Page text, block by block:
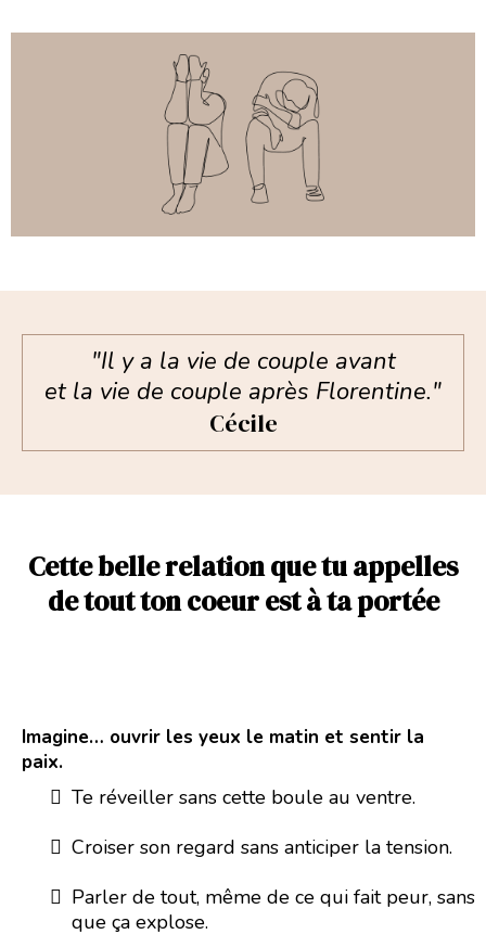
"Il y a la vie de couple avant
et la vie de couple après Florentine."
Cécile
Cette belle relation que tu appelles
de tout ton coeur est à ta portée
Imagine… ouvrir les yeux le matin et sentir la
paix.
Te réveiller sans cette boule au ventre.
Croiser son regard sans anticiper la tension.
Parler de tout, même de ce qui fait peur, sans
que ça explose.